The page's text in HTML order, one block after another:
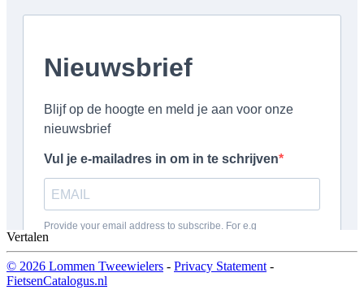
Vertalen
© 2026 Lommen Tweewielers - Privacy Statement -
FietsenCatalogus.nl